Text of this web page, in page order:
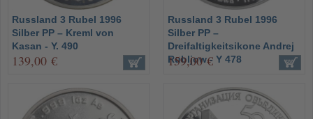
Russland 3 Rubel 1996
Silber PP – Kreml von
Kasan - Y. 490
139,00 €
Russland 3 Rubel 1996
Silber PP –
Dreifaltigkeitsikone Andrej
Rubljow - Y 478
159,00 €